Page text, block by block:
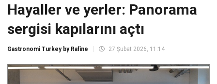
Hayaller ve yerler: Panorama
sergisi kapılarını açtı
Gastronomi Turkey by Rafine 27 Şubat 2026, 11:14